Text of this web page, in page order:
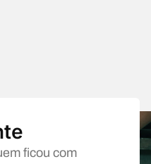
ficou com